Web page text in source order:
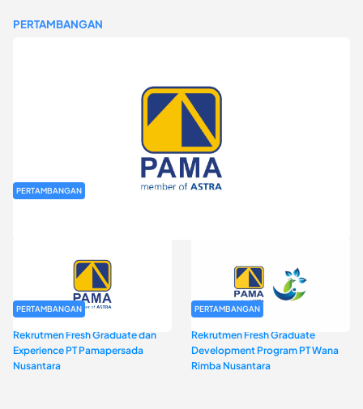
PERTAMBANGAN
PERTAMBANGAN
PERTAMBANGAN
Rekrutmen Fresh Graduate dan
Experience PT Pamapersada
Nusantara
PERTAMBANGAN
Rekrutmen Fresh Graduate
Development Program PT Wana
Rimba Nusantara